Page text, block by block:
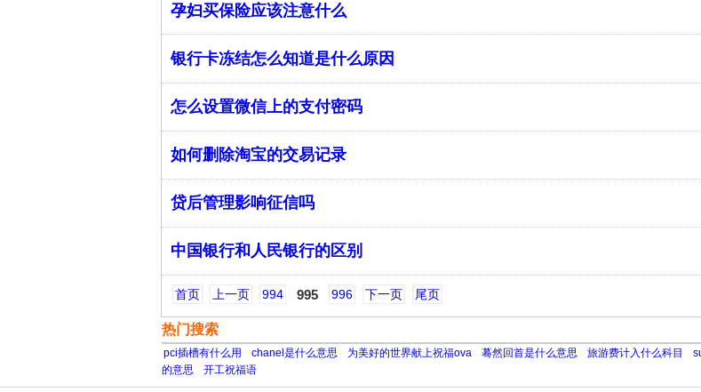
孕妇买保险应该注意什么
银行卡冻结怎么知道是什么原因
怎么设置微信上的支付密码
如何删除淘宝的交易记录
贷后管理影响征信吗
中国银行和人民银行的区别
首页 上一页 994 995 996 下一页 尾页
热门搜索
pci插槽有什么用 chanel是什么意思 为美好的世界献上祝福ova 蓦然回首是什么意思 旅游费计入什么科目
的意思
开工祝福语